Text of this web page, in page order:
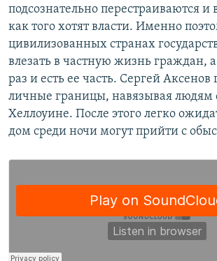
подсознательно перестраиваются и
как того хотят власти. Именно
цивилизованных странах
влезать в частную жизнь граждан,
раз и есть ее часть. Сергей Аксенов
личные границы, навязывая людям
Хеллоуине. После этого легко
дом среди ночи могут прийти с